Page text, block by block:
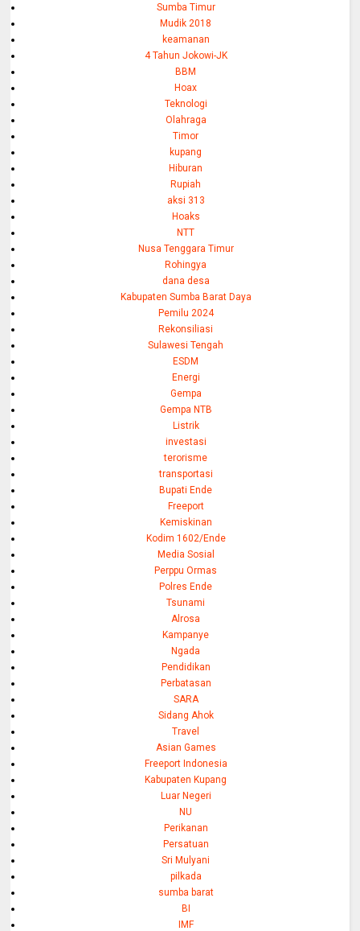
Sumba Timur
Mudik 2018
keamanan
4 Tahun Jokowi-JK
BBM
Hoax
Teknologi
Olahraga
Timor
kupang
Hiburan
Rupiah
aksi 313
Hoaks
NTT
Nusa Tenggara Timur
Rohingya
dana desa
Kabupaten Sumba Barat Daya
Pemilu 2024
Rekonsiliasi
Sulawesi Tengah
ESDM
Energi
Gempa
Gempa NTB
Listrik
investasi
terorisme
transportasi
Bupati Ende
Freeport
Kemiskinan
Kodim 1602/Ende
Media Sosial
Perppu Ormas
Polres Ende
Tsunami
Alrosa
Kampanye
Ngada
Pendidikan
Perbatasan
SARA
Sidang Ahok
Travel
Asian Games
Freeport Indonesia
Kabupaten Kupang
Luar Negeri
NU
Perikanan
Persatuan
Sri Mulyani
pilkada
sumba barat
BI
IMF